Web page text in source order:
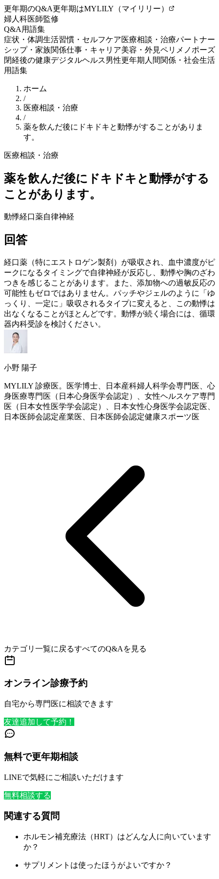
更年期のQ&A更年期はMYLILY（マイリリー）
婦人科医師監修
Q&A 用語集
症状・体調生活習慣・セルフケア医療相談・治療パートナー
シップ・家族関係仕事・キャリア美容・外見ペリメノポーズ
閉経後の健康デジタルヘルス男性更年期 人間関係・社会生活
用語集
ホーム
/
医療相談・治療
/
薬を飲んだ後にドキドキと動悸がすることがありま
す。
医療相談・治療
薬を飲んだ後にドキドキと動悸がする
ことがあります。
動悸経口薬自律神経
回答
経口薬（特にエストロゲン製剤）が吸収され、血中濃度がピ
ークになるタイミングで自律神経が反応し、動悸や胸のざわ
つきを感じることがあります。また、添加物への過敏反応の
可能性もゼロではありません。パッチやジェルのように「ゆ
っくり、一定に」吸収されるタイプに変えると、この動悸は
出なくなることがほとんどです。動悸が続く場合には、循環
器内科受診を検討ください。
小野 陽子
MYLILY 診療医。医学博士、日本産科婦人科学会専門医、心
身医療専門医（日本心身医学会認定）、女性ヘルスケア専門
医（日本女性医学学会認定）、日本女性心身医学会認定医、
日本医師会認定産業医、日本医師会認定健康スポーツ医
カテゴリ一覧に戻るすべてのQ&Aを見る
オンライン診療予約
自宅から専門医に相談できます
友達追加して予約！
無料で更年期相談
LINEで気軽にご相談いただけます
無料相談する
関連する質問
ホルモン補充療法（HRT）はどんな人に向いています
か？
サプリメントは使ったほうがよいですか？